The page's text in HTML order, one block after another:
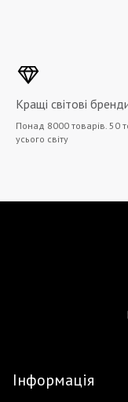
Кращі світові
Понад 8000 товарів. 50
усього світу
Інформація